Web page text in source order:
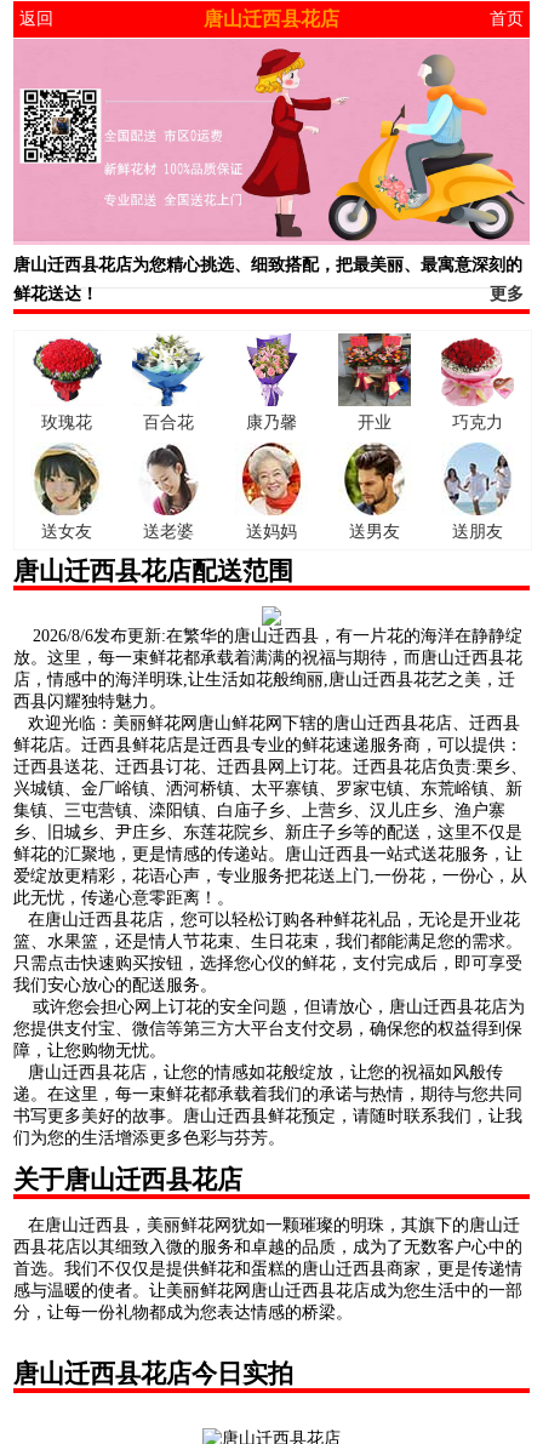
返回 唐山迁西县花店 首页
唐山迁西县花店为您精心挑选、细致搭配，把最美丽、最寓意深刻的
鲜花送达！
更多
玫瑰花 百合花 康乃馨 开业 巧克力
送女友 送老婆 送妈妈 送男友 送朋友
唐山迁西县花店配送范围
2026/8/6发布更新:在繁华的唐山迁西县，有一片花的海洋在静静绽
放。这里，每一束鲜花都承载着满满的祝福与期待，而唐山迁西县花
店，情感中的海洋明珠,让生活如花般绚丽,唐山迁西县花艺之美，迁
西县闪耀独特魅力。
欢迎光临：美丽鲜花网唐山鲜花网下辖的唐山迁西县花店、迁西县
鲜花店。迁西县鲜花店是迁西县专业的鲜花速递服务商，可以提供：
迁西县送花、迁西县订花、迁西县网上订花。迁西县花店负责:栗乡、
兴城镇、金厂峪镇、洒河桥镇、太平寨镇、罗家屯镇、东荒峪镇、新
集镇、三屯营镇、滦阳镇、白庙子乡、上营乡、汉儿庄乡、渔户寨
乡、旧城乡、尹庄乡、东莲花院乡、新庄子乡等的配送，这里不仅是
鲜花的汇聚地，更是情感的传递站。唐山迁西县一站式送花服务，让
爱绽放更精彩，花语心声，专业服务把花送上门,一份花，一份心，从
此无忧，传递心意零距离！。
在唐山迁西县花店，您可以轻松订购各种鲜花礼品，无论是开业花
篮、水果篮，还是情人节花束、生日花束，我们都能满足您的需求。
只需点击快速购买按钮，选择您心仪的鲜花，支付完成后，即可享受
我们安心放心的配送服务。
或许您会担心网上订花的安全问题，但请放心，唐山迁西县花店为
您提供支付宝、微信等第三方大平台支付交易，确保您的权益得到保
障，让您购物无忧。
唐山迁西县花店，让您的情感如花般绽放，让您的祝福如风般传
递。在这里，每一束鲜花都承载着我们的承诺与热情，期待与您共同
书写更多美好的故事。唐山迁西县鲜花预定，请随时联系我们，让我
们为您的生活增添更多色彩与芬芳。
关于唐山迁西县花店
在唐山迁西县，美丽鲜花网犹如一颗璀璨的明珠，其旗下的唐山迁
西县花店以其细致入微的服务和卓越的品质，成为了无数客户心中的
首选。我们不仅仅是提供鲜花和蛋糕的唐山迁西县商家，更是传递情
感与温暖的使者。让美丽鲜花网唐山迁西县花店成为您生活中的一部
分，让每一份礼物都成为您表达情感的桥梁。
唐山迁西县花店今日实拍